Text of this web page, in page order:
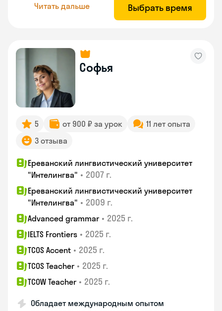
Читать дальше Выбрать время
Софья
5 от 900 ₽ за урок
11 лет опыта
3 отзыва
Ереванский лингвистический университет
"Интелингва" • 2007 г.
Ереванский лингвистический университет
"Интелингва" • 2009 г.
Advanced grammar • 2025 г.
IELTS Frontiers • 2025 г.
TCOS Accent • 2025 г.
TCOS Teacher • 2025 г.
TCOW Teacher • 2025 г.
Обладает международным опытом